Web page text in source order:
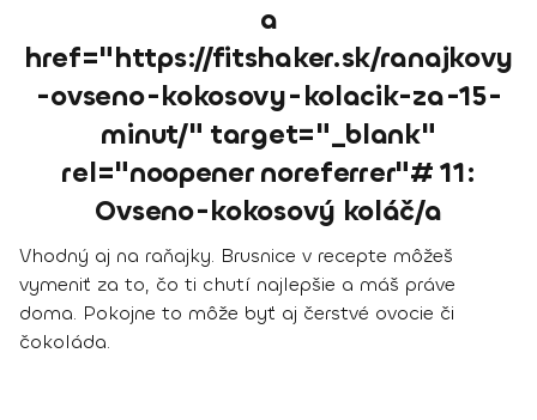
a
href="https://fitshaker.sk/ranajkovy
-ovseno-kokosovy-kolacik-za-15-
minut/" target="_blank"
rel="noopener noreferrer"# 11:
Ovseno-kokosový koláč/a
Vhodný aj na raňajky. Brusnice v recepte môžeš
vymeniť za to, čo ti chutí najlepšie a máš práve
doma. Pokojne to môže byť aj čerstvé ovocie či
čokoláda.